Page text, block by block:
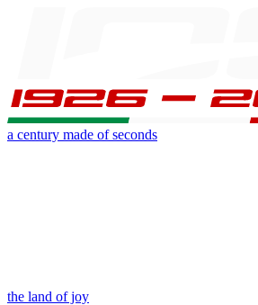
a century made of seconds
the land of joy